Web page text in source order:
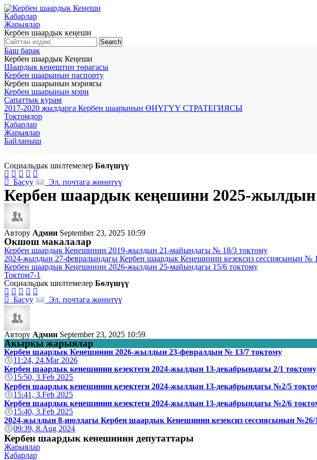
Кабарлар
Жарыялар
Кербен шаардык кеңеши
Баш барак
Кербен шаардык Кеңеши
Шаардык кеңештин төрагасы
Кербен шаарынын паспорту
Кербен шаарынын мэриясы
Кербен шаарынын мэри
Сапаттык курам
2017-2020 жылдарга Кербен шаарынын ӨНҮГҮҮ СТРАТЕГИЯСЫ
Токтомдор
Кабарлар
Жарыялар
Байланыш
Социальдык шилтемелер Бөлүшүү
    
 Басуу Эл. почтага жөнөтүү
Кербен шаардык кеңешини 2025-
Автору Админ September 23, 2025 10:59
Окшош макалалар
Кербен шаардык Кенешинин 2019-жылдын 21-майындагы № 18/3 токтому
2024-жылдын 27-февралындагы Кербен шаардык Кенешинин кезексиз сессиясынын №
Кербен шаардык Кеңешинин 2026-жылдын 25-майындагы 15/6 токтому
Токтом7-1
Социальдык шилтемелер Бөлүшүү
    
 Басуу Эл. почтага жөнөтүү
Автору Админ September 23, 2025 10:59
Акыркы жарыялар
Кербен шаардык Кеңешинин 2026-жылдын 23-февралдын № 13/7 токтому
11:24, 24.Mar 2026
Кербен шаардык кеңешинин кезектеги 2024-жылдын 13-декабрындагы 2/1 токтому
15:50, 3.Feb 2025
Кербен шаардык кеңешинин кезектеги 2024-жылдын 13-декабрындагы №2/5
15:41, 3.Feb 2025
Кербен шаардык кеңешинин кезектеги 2024-жылдын 13-декабрындагы №2/6
15:40, 3.Feb 2025
2024-жылдын 8-июлдагы Кербен шаардык Кеңешинин кезексиз сессиясынын №26/
09:39, 8.Aug 2024
Кербен шаардык кенешинин депутаттары
Жарыялар
Кабарлар